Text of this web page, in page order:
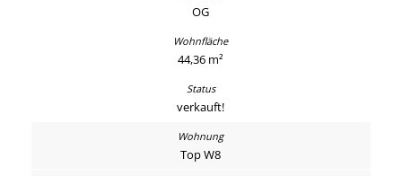
OG
44,36 m²
verkauft!
Top W8